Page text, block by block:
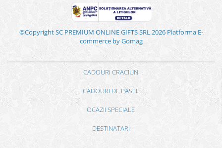
©Copyright SC PREMIUM ONLINE GIFTS SRL 2026 Platforma E-
commerce by Gomag
CADOURI CRACIUN
CADOURI DE PASTE
OCAZII SPECIALE
DESTINATARI